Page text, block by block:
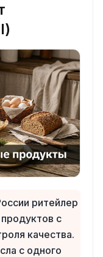
ритейлер
с
качества.
с одного